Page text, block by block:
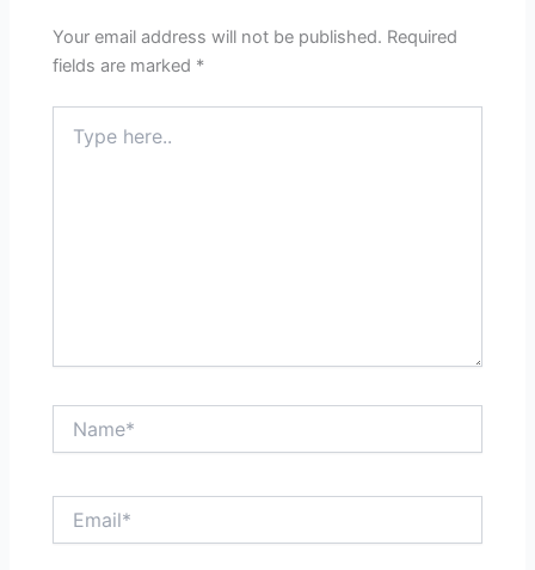
Your email address will not be published. Required
fields are marked *
here..